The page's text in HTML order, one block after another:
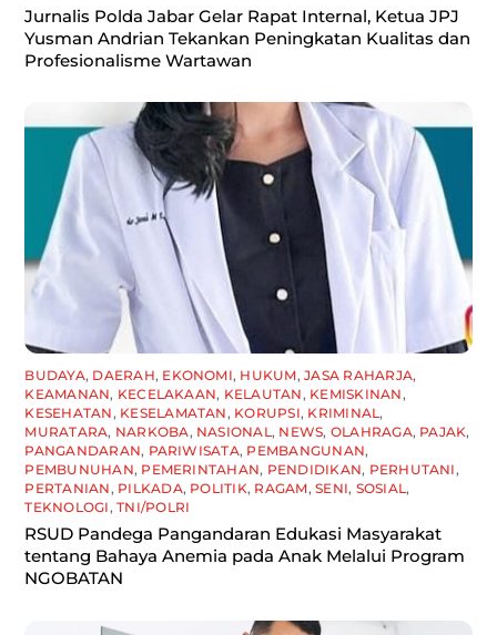
Jurnalis Polda Jabar Gelar Rapat Internal, Ketua JPJ
Yusman Andrian Tekankan Peningkatan Kualitas dan
Profesionalisme Wartawan
BUDAYA, DAERAH, EKONOMI, HUKUM,JASA RAHARJA,
KEAMANAN, KECELAKAAN, KELAUTAN, KEMISKINAN,
KESEHATAN, KESELAMATAN, KORUPSI, KRIMINAL,
MURATARA, NARKOBA, NASIONAL, NEWS, OLAHRAGA, PAJAK,
PANGANDARAN, PARIWISATA, PEMBANGUNAN,
PEMBUNUHAN, PEMERINTAHAN, PENDIDIKAN, PERHUTANI,
PERTANIAN, PILKADA, POLITIK, RAGAM,SENI, SOSIAL,
TEKNOLOGI,TNI/POLRI
RSUD Pandega Pangandaran Edukasi Masyarakat
tentang Bahaya Anemia pada Anak Melalui Program
NGOBATAN